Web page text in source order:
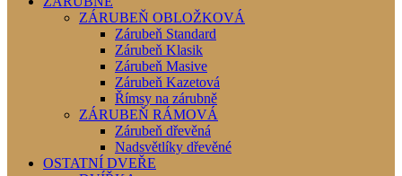
ZÁRUBEŇ OBLOŽKOVÁ
Zárubeň Standard
Zárubeň Klasik
Zárubeň Masive
Zárubeň Kazetová
Římsy na zárubně
ZÁRUBEŇ RÁMOVÁ
Zárubeň dřevěná
Nadsvětlíky dřevěné
OSTATNÍ DVEŘE